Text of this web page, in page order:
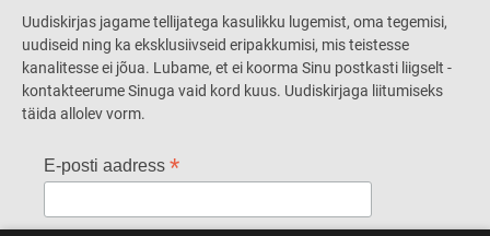
Uudiskirjas jagame tellijatega kasulikku lugemist, oma tegemisi,
uudiseid ning ka eksklusiivseid eripakkumisi, mis teistesse
kanalitesse ei jõua. Lubame, et ei koorma Sinu postkasti liigselt -
kontakteerume Sinuga vaid kord kuus. Uudiskirjaga liitumiseks
täida allolev vorm.
E-posti aadress *